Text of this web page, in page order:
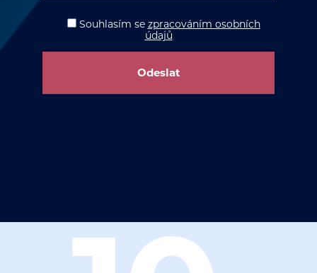
Souhlasím se zpracováním osobních
údajů